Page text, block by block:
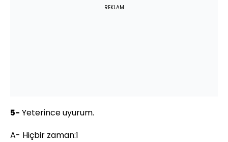
REKLAM
5- Yeterince uyurum.
A- Hiçbir zaman:1